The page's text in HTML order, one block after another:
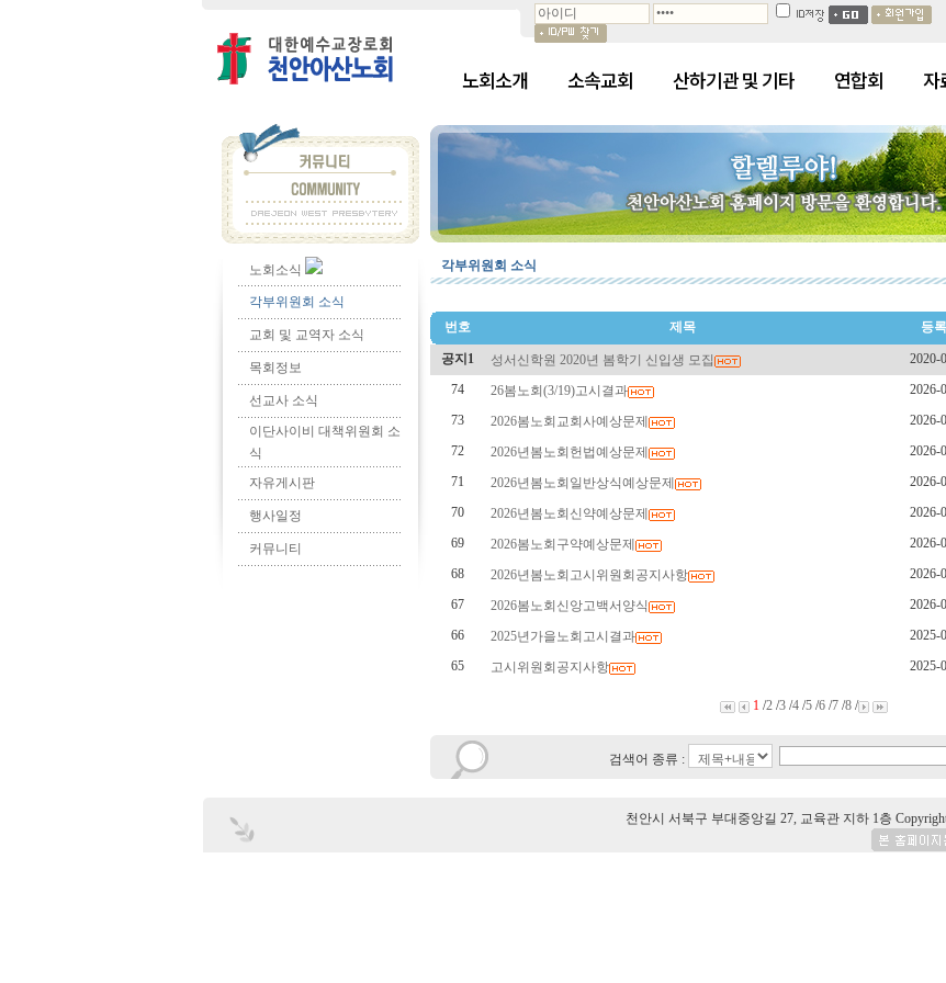
노회소개 소속교회 산하기관 및 기타 연합회 자
노회소식
각부위원회 소식
교회 및 교역자 소식
목회정보
선교사 소식
이단사이비 대책위원회 소
식
자유게시판
행사일정
커뮤니티
각부위원회 소식
번호 제목 등
공지1 성서신학원 2020년 봄학기 신입생 모집 2020-
74
26봄노회(3/19)고시결과 2026-
73
2026봄노회교회사예상문제 2026-
72
2026년봄노회헌법예상문제 2026-
71
2026년봄노회일반상식예상문제 2026-
70
2026년봄노회신약예상문제 2026-
69
2026봄노회구약예상문제 2026-
68
2026년봄노회고시위원회공지사항 2026-
67
2026봄노회신앙고백서양식 2026-
66
2025년가을노회고시결과 2025-
65
고시위원회공지사항 2025-
1/2/3/4/5/6/7/8/
검색어 종류 :
천안시 서북구 부대중앙길 27, 교육관 지하 1층